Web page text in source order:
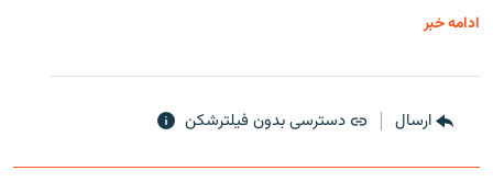
ادامه خبر
ارسال دسترسی بدون فیلترشکن